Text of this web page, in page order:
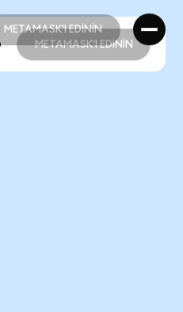
METAMASK'I EDİNİN
METAMASK'I EDİNİN
METAMASK'I EDİNİN